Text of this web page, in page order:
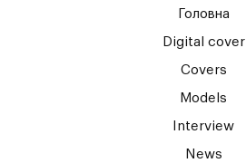
Головна
Digital cover
Covers
Models
Interview
News